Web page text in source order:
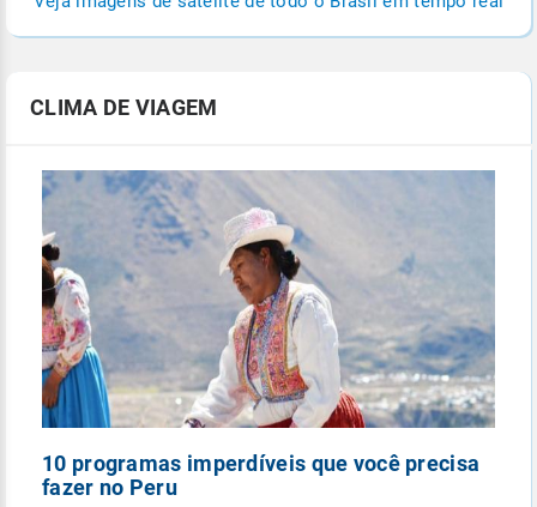
CLIMA DE VIAGEM
10 programas imperdíveis que você precisa
fazer no Peru